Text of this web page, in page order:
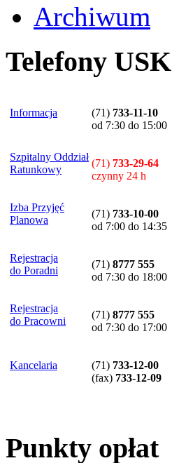
Archiwum
Telefony USK
Informacja (71) 733-11-10
od 7:30 do 15:00
Szpitalny Oddział
Ratunkowy
(71) 733-29-64
czynny 24 h
Izba Przyjęć
Planowa
(71) 733-10-00
od 7:00 do 14:35
Rejestracja
do Poradni
(71) 8777 555
od 7:30 do 18:00
Rejestracja
do Pracowni
(71) 8777 555
od 7:30 do 17:00
Kancelaria (71) 733-12-00
(fax) 733-12-09
Punkty opłat